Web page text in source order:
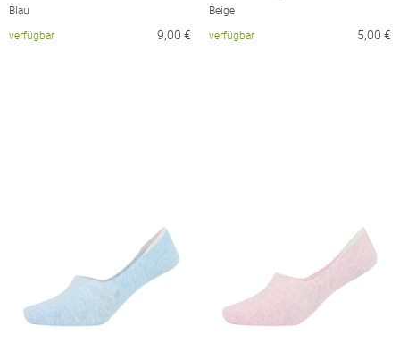
Blau
verfügbar
9,00 €
Beige
verfügbar
5,00 €